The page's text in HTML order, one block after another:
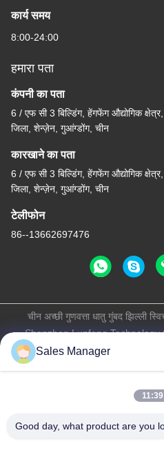
कार्य समय
8:00-24:00
हमारा पता
कंपनी का पता
6 / एफ सी 3 बिल्डिंग, हेंगफेंग औद्योगिक
जिला, शेन्ज़ेन, गुआंग्डोंग, चीन
कारखाने का पता
6 / एफ सी 3 बिल्डिंग, हेंगफेंग औद्योगिक
जिला, शेन्ज़ेन, गुआंग्डोंग, चीन
टेलीफोन
86--13662697476
चीन अच्छी गुणवत्ता धातु गुंबद झिल्ली
Shenzhen Lunfeng Technology
Sales Manager
11:39
Good day, what product are you